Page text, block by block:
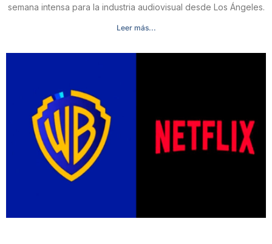
semana intensa para la industria audiovisual desde Los Ángeles.
Leer más...